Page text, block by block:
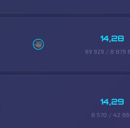
14,28
69 929 / 8 879
14,29
8 570 / 42